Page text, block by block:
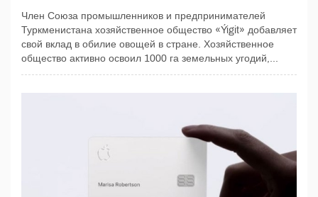
Член Союза промышленников и предпринимателей
Туркменистана хозяйственное общество «Ýigit» добавляет
свой вклад в обилие овощей в стране. Хозяйственное
общество активно освоил 1000 га земельных угодий,...